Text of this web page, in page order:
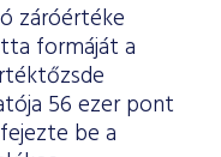
záróértéke
formáját a
56 ezer pont
be a